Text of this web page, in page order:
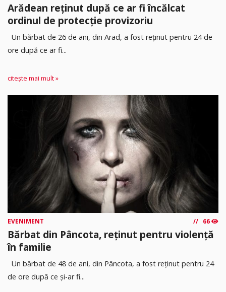
Arădean reținut după ce ar fi încălcat
ordinul de protecție provizoriu
Un bărbat de 26 de ani, din Arad, a fost reținut pentru 24 de
ore după ce ar fi...
citește mai mult »
EVENIMENT 66
Bărbat din Pâncota, reținut pentru violență
în familie
Un bărbat de 48 de ani, din Pâncota, a fost reținut pentru 24
de ore după ce și-ar fi...